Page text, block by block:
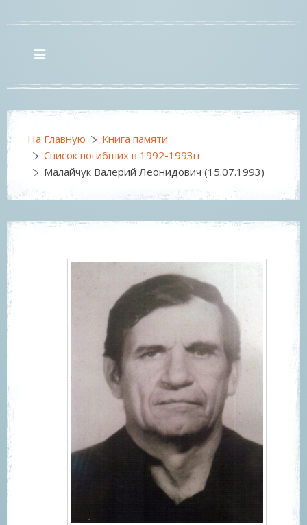
На Главную
Книга памяти
Список погибших в 1992-1993гг
Малайчук Валерий Леонидович (15.07.1993)